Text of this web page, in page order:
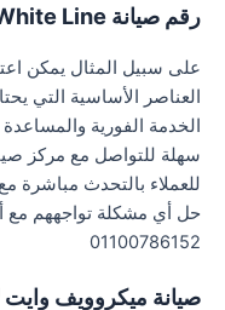
رقم صيانة White Line في المنيا
على سبيل المثال يمكن
العناصر الأساسية التي
الخدمة الفورية
للعملاء بالتحدث مباشرة
حل أي مشكلة تواجههم مع
01100786152
صيانة ميكروويف وايت